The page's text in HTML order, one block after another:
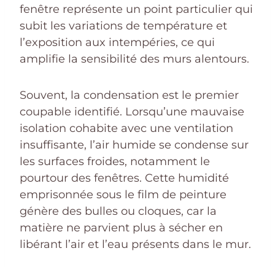
fenêtre représente un point particulier qui
subit les variations de température et
l’exposition aux intempéries, ce qui
amplifie la sensibilité des murs alentours.
Souvent, la condensation est le premier
coupable identifié. Lorsqu’une mauvaise
isolation cohabite avec une ventilation
insuffisante, l’air humide se condense sur
les surfaces froides, notamment le
pourtour des fenêtres. Cette humidité
emprisonnée sous le film de peinture
génère des bulles ou cloques, car la
matière ne parvient plus à sécher en
libérant l’air et l’eau présents dans le mur.